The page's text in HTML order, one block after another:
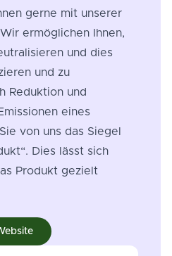
gerne mit unserer
ermöglichen Ihnen,
und dies
und zu
Reduktion und
eines
von uns das Siegel
Dies lässt sich
Produkt gezielt